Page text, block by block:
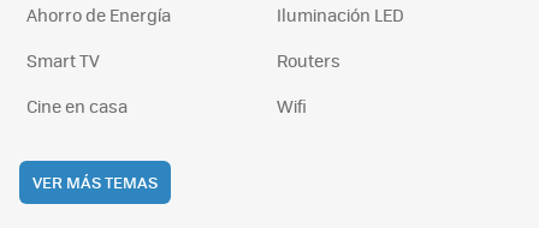
Ahorro de Energía
Iluminación LED
Smart TV
Routers
Cine en casa
Wifi
VER MÁS TEMAS